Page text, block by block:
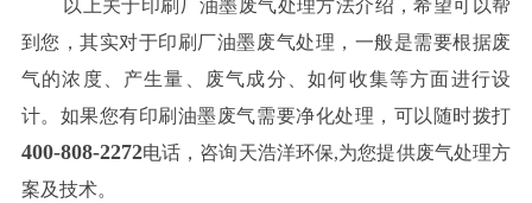
以上关于印刷厂油墨废气处理方法介绍，希望可以帮
到您，其实对于印刷厂油墨废气处理，一般是需要根据废
气的浓度、产生量、废气成分、如何收集等方面进行设
计。如果您有印刷油墨废气需要净化处理，可以随时拨打
400-808-2272电话，咨询天浩洋环保,为您提供废气处理方
案及技术。